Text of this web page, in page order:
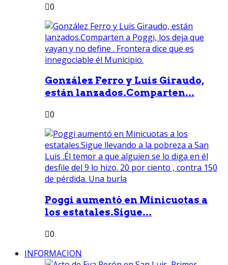
0
González Ferro y Luis Giraudo,
están lanzados.Comparten...
0
Poggi aumentó en Minicuotas a
los estatales.Sigue...
0
INFORMACION